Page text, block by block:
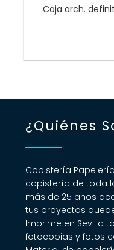
Caja arch.
¿Quiénes
Copistería
copistería de toda
más de 25 años
tus proyectos
Imprime en Sevilla
fotocopias y fotos